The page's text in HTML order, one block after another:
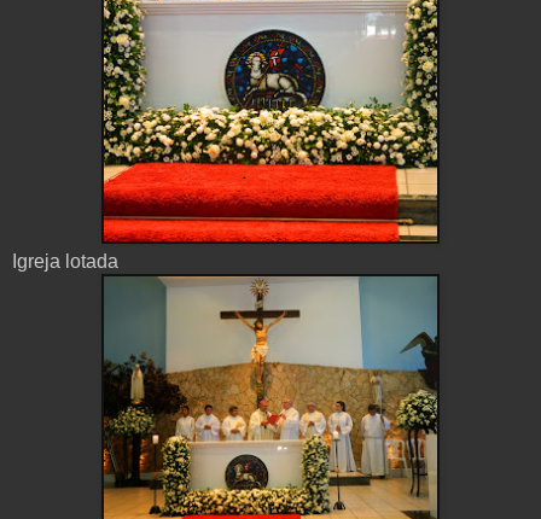
Igreja lotada